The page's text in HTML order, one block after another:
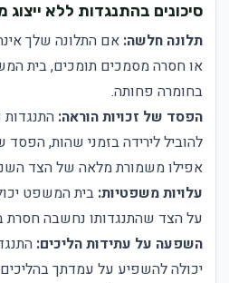
סיכונים בהתנגדות ללא ייצוג
תלונה חלשה: אם התלונה שלך
או חסרה מסמכים תומכים, בית
בחומרה פחותה.
הפסד של זכויות הוראה: התנגדות
להוביל לירידה בזמני שהות,
אפילו משמורת מלאה של הצד
עלויות משפטיות: בית המשפט
על הצד שהתנגדותו נחשבה חסרת
השפעה על עתידות הליכים:
יכולה להשפיע על עמדתך בהליכים